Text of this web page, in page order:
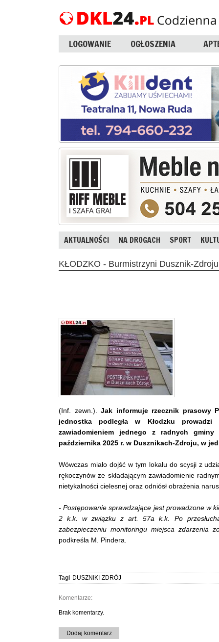
LOGOWANIE OGŁOSZENIA
AKTUALNOŚCI NA DROGACH SPORT
KŁODZKO - Burmistrzyni Dusznik-
(Inf. zewn.). Jak informuje rzecznik prasowy
jednostka podległa w Kłodzku
zawiadomieniem jednego z radnych
października 2025 r. w Dusznikach-Zdroju, w
Wówczas miało dojść w tym lokalu do scysji z
rękoczynów ze składającym zawiadomienie
nietykalności cielesnej oraz odniósł obrażenia
- Postępowanie sprawdzające jest prowadzone w
2 k.k. w związku z art. 57a k.k. Po
zabezpieczeniu monitoringu miejsca zdarzenia
podkreśla M. Pindera.
Tagi DUSZNIKI-ZDRÓJ
Komentarze:
Brak komentarzy.
Dodaj komentarz